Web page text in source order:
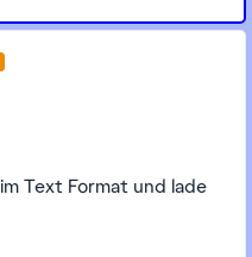
im Text Format und lade